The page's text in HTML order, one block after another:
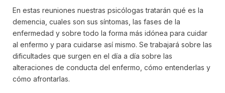
En estas reuniones nuestras psicólogas tratarán qué es la
demencia, cuales son sus síntomas, las fases de la
enfermedad y sobre todo la forma más idónea para cuidar
al enfermo y para cuidarse así mismo. Se trabajará sobre las
dificultades que surgen en el día a día sobre las
alteraciones de conducta del enfermo, cómo entenderlas y
cómo afrontarlas.